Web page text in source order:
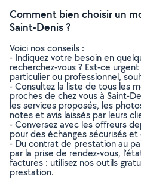
Comment bien choisir un
Saint-Denis ?
Voici nos conseils :
- Indiquez votre besoin en
recherchez-vous ? Est-ce
particulier ou professionnel,
- Consultez la liste de tous les
proches de chez vous à Saint-
les services proposés, les
notes et avis laissés par leurs
- Conversez avec les offreurs
pour des échanges sécurisés
- Du contrat de prestation au
par la prise de rendez-vous,
factures : utilisez nos outils
prestation.